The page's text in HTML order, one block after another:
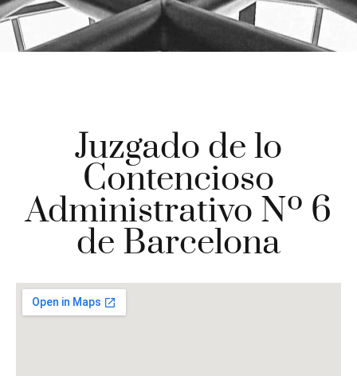
Juzgado de lo
Contencioso
Administrativo Nº 6
de Barcelona